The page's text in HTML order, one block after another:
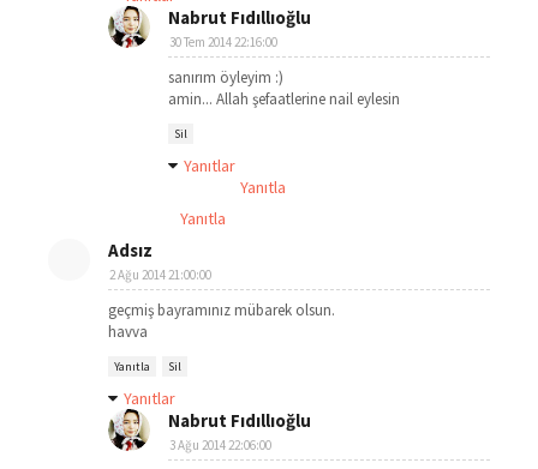
Nabrut Fıdıllıoğlu
30 Tem 2014 22:16:00
sanırım öyleyim :)
amin... Allah şefaatlerine nail eylesin
Sil
Yanıtlar
Yanıtla
Yanıtla
Adsız
2 Ağu 2014 21:00:00
geçmiş bayramınız mübarek olsun.
havva
Yanıtla Sil
Yanıtlar
Nabrut Fıdıllıoğlu
3 Ağu 2014 22:06:00